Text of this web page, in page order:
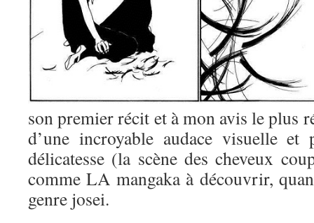
son premier récit et à mon avis le plus
d’une incroyable audace visuelle et
délicatesse (la scène des cheveux
comme LA mangaka à découvrir,
genre josei.